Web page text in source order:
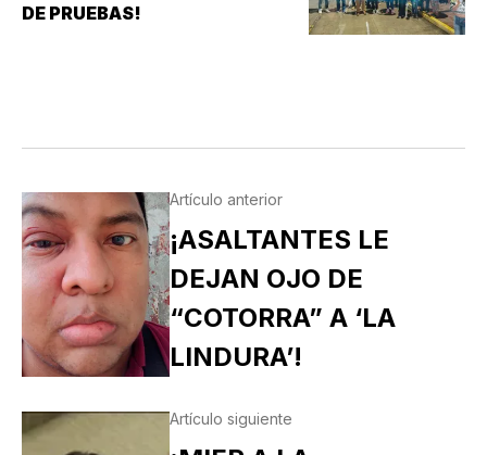
DE PRUEBAS!
Artículo anterior
¡ASALTANTES LE
DEJAN OJO DE
“COTORRA” A ‘LA
LINDURA’!
Artículo siguiente